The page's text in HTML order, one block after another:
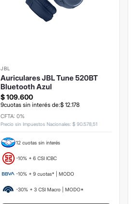
JBL
Auriculares JBL Tune 520BT
Bluetooth Azul
$109.600
9cuotas sin interés de:$ 12.178
CFTA: 0%
Precio sin Impuestos Nacionales: $ 90.578,51
12 cuotas sin interés
-10% + 6 CSI ICBC
-10% + 9 cuotas* | MODO
-30% + 3 CSI Macro | MODO*